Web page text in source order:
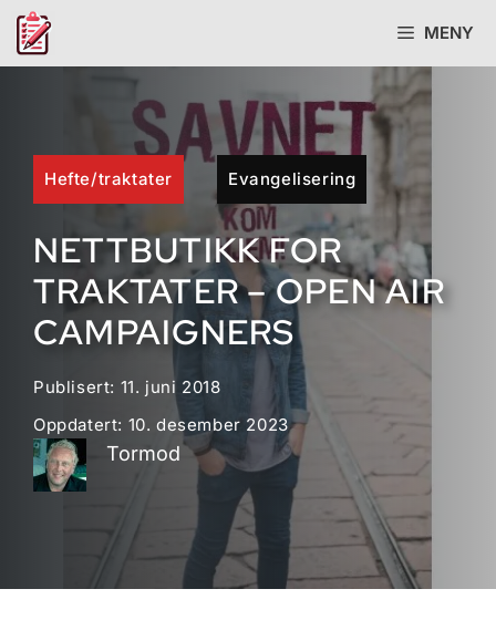
Hopp
MENY
Hefte/traktater Evangelisering
NETTBUTIKK FOR
TRAKTATER – OPEN AIR
CAMPAIGNERS
Publisert: 11. juni 2018
Oppdatert: 10. desember 2023
Tormod